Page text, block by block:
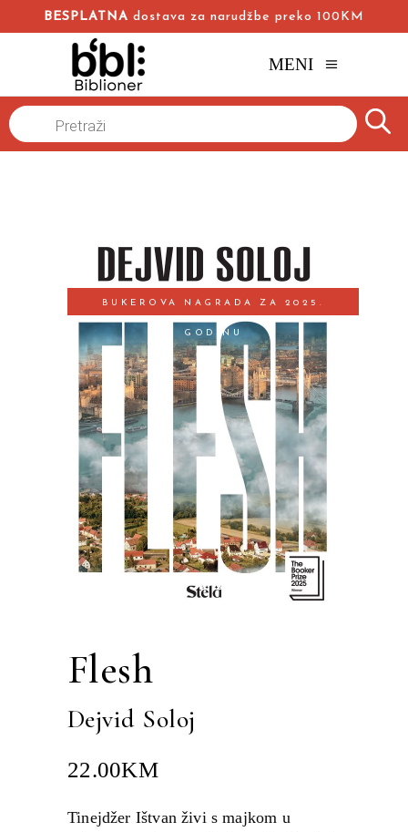
BESPLATNA dostava za narudžbe preko 100KM
MENI
Naslovna
Products
search
BUKEROVA NAGRADA ZA 2025.
GODINU
Flesh
Dejvid Soloj
22.00KM
Tinejdžer Ištvan živi s majkom u